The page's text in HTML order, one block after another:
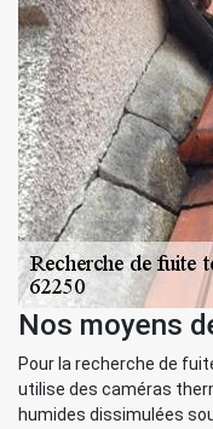
Nos moyens
Pour la recherche de
utilise des caméras
humides dissimulées